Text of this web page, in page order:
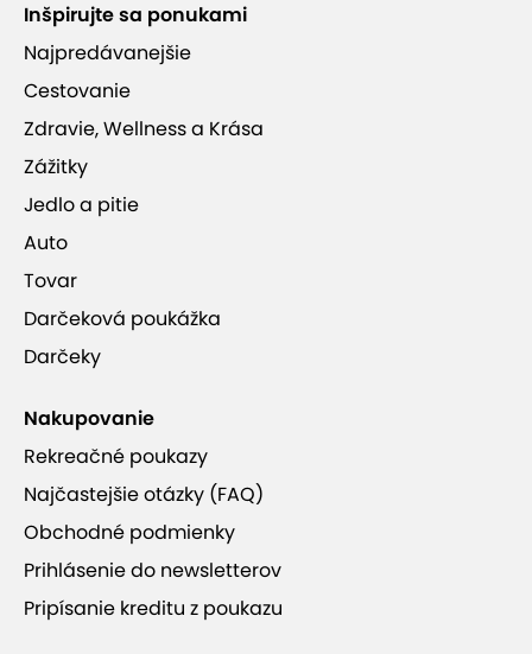
Inšpirujte sa ponukami
Najpredávanejšie
Cestovanie
Zdravie, Wellness a Krása
Zážitky
Jedlo a pitie
Auto
Tovar
Darčeková poukážka
Darčeky
Nakupovanie
Rekreačné poukazy
Najčastejšie otázky (FAQ)
Obchodné podmienky
Prihlásenie do newsletterov
Pripísanie kreditu z poukazu